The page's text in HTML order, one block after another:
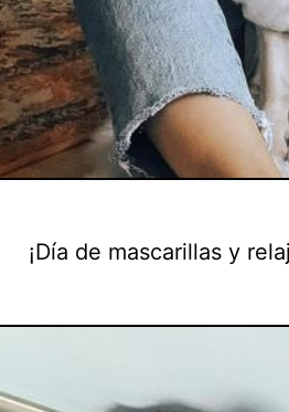
¡Día de mascarillas y